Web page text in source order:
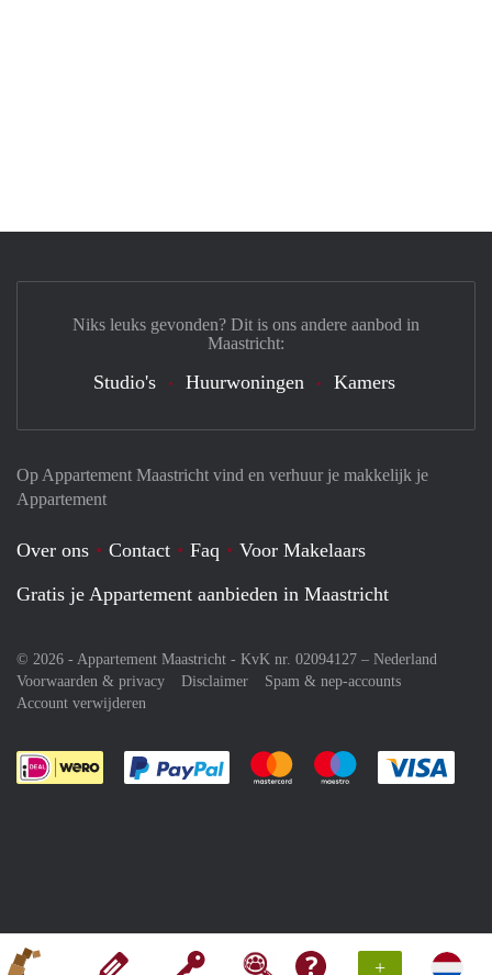
+
Op Appartement Maastricht vind en verhuur je makkelijk je
Appartement
Over ons Contact Faq
Voor Makelaars
Gratis je Appartement aanbieden in Maastricht
© 2026 - Appartement Maastricht - KvK nr. 02094127 – Nederland
Voorwaarden & privacy
Disclaimer
Spam & nep-accounts
Account verwijderen
Je rekent gemakkelijk af met Paypal
Je rekent gemakkelijk af met
Je rekent
Niks leuks gevonden? Dit is ons andere aanbod in
Maastricht:
Studio's Huurwoningen Kamers